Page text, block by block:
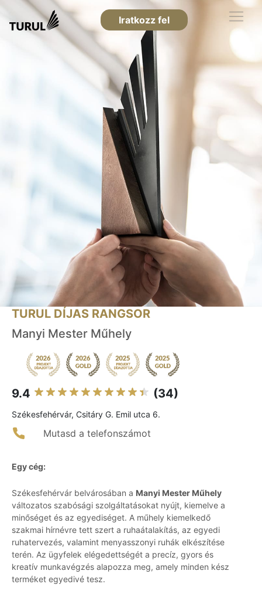
Iratkozz fel
TURUL DÍJAS RANGSOR
Manyi Mester Műhely
9.4 (34)
Székesfehérvár, Csitáry G. Emil utca 6.
Mutasd a telefonszámot
Egy cég:
Székesfehérvár belvárosában a Manyi Mester Műhely
változatos szabósági szolgáltatásokat nyújt, kiemelve a
minőséget és az egyediséget. A műhely kiemelkedő
szakmai hírnévre tett szert a ruhaátalakítás, az egyedi
ruhatervezés, valamint menyasszonyi ruhák elkészítése
terén. Az ügyfelek elégedettségét a precíz, gyors és
kreatív munkavégzés alapozza meg, amely minden kész
terméket egyedivé tesz.